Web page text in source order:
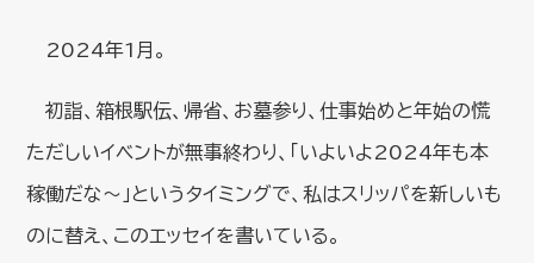
2024年1月。
初詣、箱根駅伝、帰省、お墓参り、仕事始めと年始の慌
ただしいイベントが無事終わり、「いよいよ2024年も本
稼働だな～」というタイミングで、私はスリッパを新しいも
のに替え、このエッセイを書いている。